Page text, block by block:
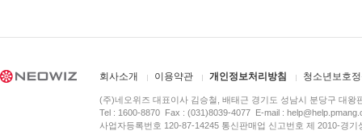
회사소개 이용약관 개인정보처리방침 청소년보호
(주)네오위즈 대표이사 김승철, 배태근 경기도 성남시 분당구 대왕
Tel : 1600-8870 Fax : (031)8039-4077 E-mail :
사업자등록번호 120-87-14245 통신판매업 신고번호 제 2010-경